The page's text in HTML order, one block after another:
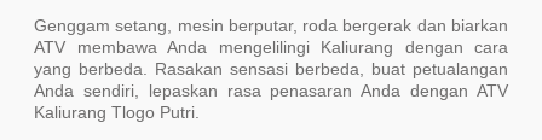
Genggam setang, mesin berputar, roda bergerak dan biarkan
ATV membawa Anda mengelilingi Kaliurang dengan cara
yang berbeda. Rasakan sensasi berbeda, buat petualangan
Anda sendiri, lepaskan rasa penasaran Anda dengan ATV
Kaliurang Tlogo Putri.